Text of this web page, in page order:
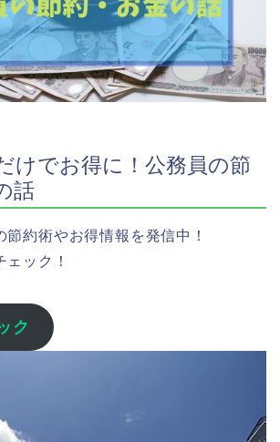
けでお得に！公務員の節
話
約術やお得情報を発信中！
ック！
ク